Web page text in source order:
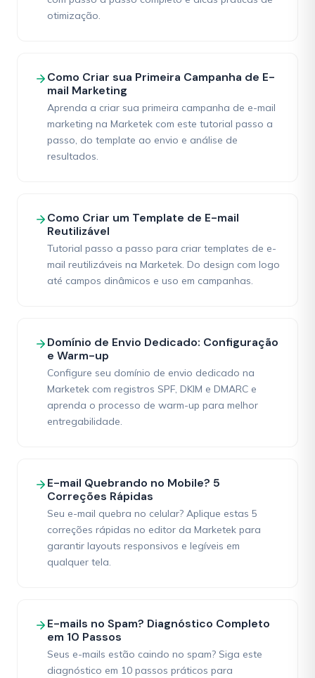
otimização.
Como Criar sua Primeira Campanha de E-
mail Marketing
Aprenda a criar sua primeira campanha de e-mail
marketing na Marketek com este tutorial passo a
passo, do template ao envio e análise de
resultados.
Como Criar um Template de E-mail
Reutilizável
Tutorial passo a passo para criar templates de e-
mail reutilizáveis na Marketek. Do design com logo
até campos dinâmicos e uso em campanhas.
Domínio de Envio Dedicado: Configuração
e Warm-up
Configure seu domínio de envio dedicado na
Marketek com registros SPF, DKIM e DMARC e
aprenda o processo de warm-up para melhor
entregabilidade.
E-mail Quebrando no Mobile? 5
Correções Rápidas
Seu e-mail quebra no celular? Aplique estas 5
correções rápidas no editor da Marketek para
garantir layouts responsivos e legíveis em
qualquer tela.
E-mails no Spam? Diagnóstico Completo
em 10 Passos
Seus e-mails estão caindo no spam? Siga este
diagnóstico em 10 passos práticos para